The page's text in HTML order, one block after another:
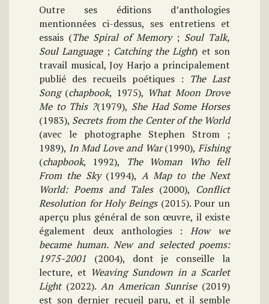
Outre ses éditions d’anthologies
mentionnées ci-dessus, ses entretiens et
essais (The Spiral of Memory ; Soul Talk,
Soul Language; Catching the Light) et son
travail musical, Joy Harjo a principalement
publié des recueils poétiques : The Last
Song(chapbook, 1975), What Moon Drove
Me to This ?(1979), She Had Some Horses
(1983), Secrets from the Center of the World
(avec le photographe Stephen Strom ;
1989), In Mad Love and War(1990),Fishing
(chapbook, 1992), The Woman Who fell
From the Sky(1994), A Map to the Next
World: Poems and Tales(2000), Conflict
Resolution for Holy Beings(2015). Pour un
aperçu plus général de son œuvre, il existe
également deux anthologies :How we
became human. New and selected poems:
1975-2001 (2004), dont je conseille la
lecture, et Weaving Sundown in a Scarlet
Light(2022). An American Sunrise(2019)
est son dernier recueil paru, et il semble